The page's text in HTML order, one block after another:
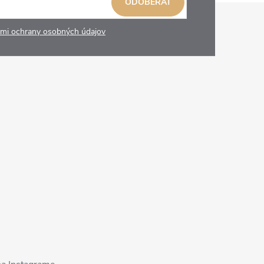
ochrany osobných údajov
ODOBERAŤ